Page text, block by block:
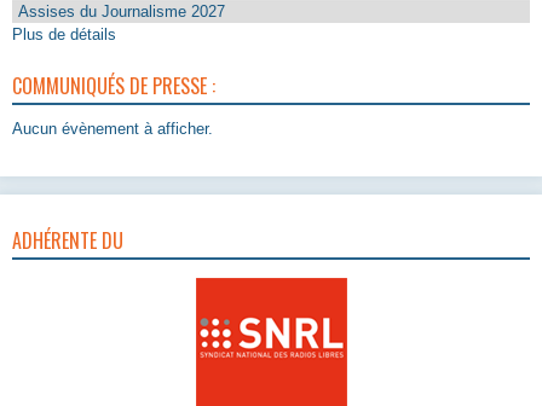
Assises du Journalisme 2027
Plus de détails
COMMUNIQUÉS DE PRESSE :
Aucun évènement à afficher.
ADHÉRENTE DU